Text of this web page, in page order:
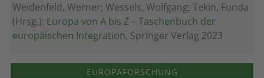
Weidenfeld, Werner; Wessels, Wolfgang; Tekin, Funda
(Hrsg.): Europa von A bis Z – Taschenbuch der
europäischen Integration, Springer Verlag 2023
EUROPAFORSCHUNG